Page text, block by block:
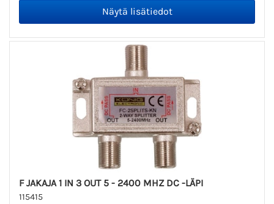
F JAKAJA 1 IN 3 OUT 5 - 2400 MHZ DC -LÄPI
115415